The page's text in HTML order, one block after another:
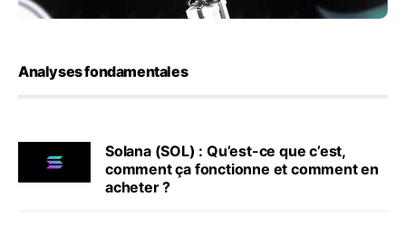
Analyses fondamentales
Solana (SOL) : Qu’est-ce que c’est,
comment ça fonctionne et comment en
acheter ?